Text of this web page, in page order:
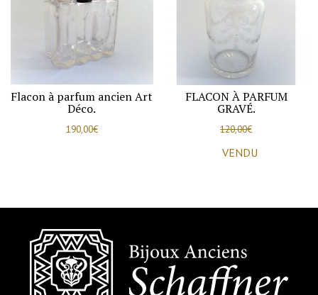
Flacon à parfum ancien Art
Déco.
190,00€
FLACON À PARFUM
GRAVÉ.
120,00€
VENDU